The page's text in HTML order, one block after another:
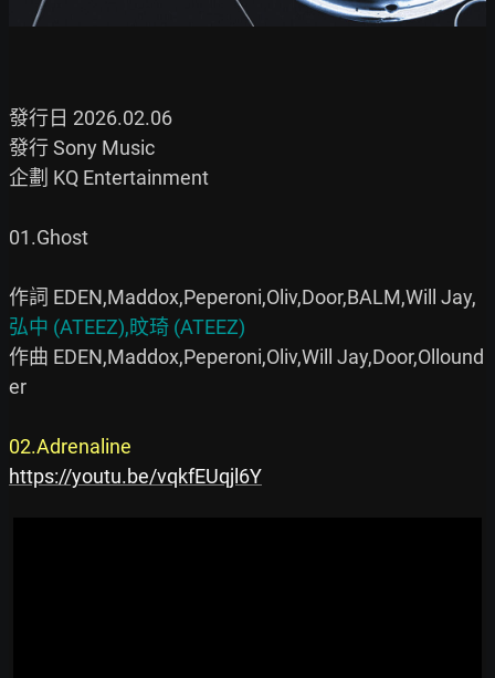
發行日 2026.02.06
發行 Sony Music
企劃 KQ Entertainment
01.Ghost
作詞 EDEN,Maddox,Peperoni,Oliv,Door,BALM,Will Jay,
弘中 (ATEEZ),旼琦 (ATEEZ)
作曲 EDEN,Maddox,Peperoni,Oliv,Will Jay,Door,Ollound
er
02.Adrenaline
https://youtu.be/vqkfEUqjl6Y